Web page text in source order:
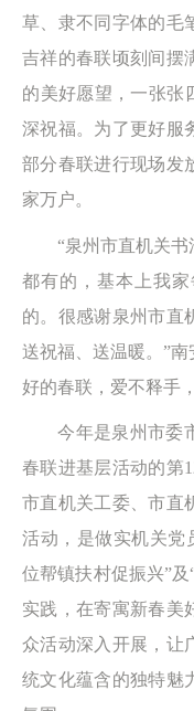
草、隶不同字体的毛
吉祥的春联顷刻间摆
的美好愿望，一张张
深祝福。为了更好服
部分春联进行现场发
家万户。
“泉州市直机关
都有的，基本上我
的。很感谢泉州市直
送祝福、送温暖。”
好的春联，爱不释手
今年是泉州市委
春联进基层活动的第
市直机关工委、市直
活动，是做实机关党
位帮镇扶村促振兴”
实践，在寄寓新春美
众活动深入开展，让
统文化蕴含的独特魅